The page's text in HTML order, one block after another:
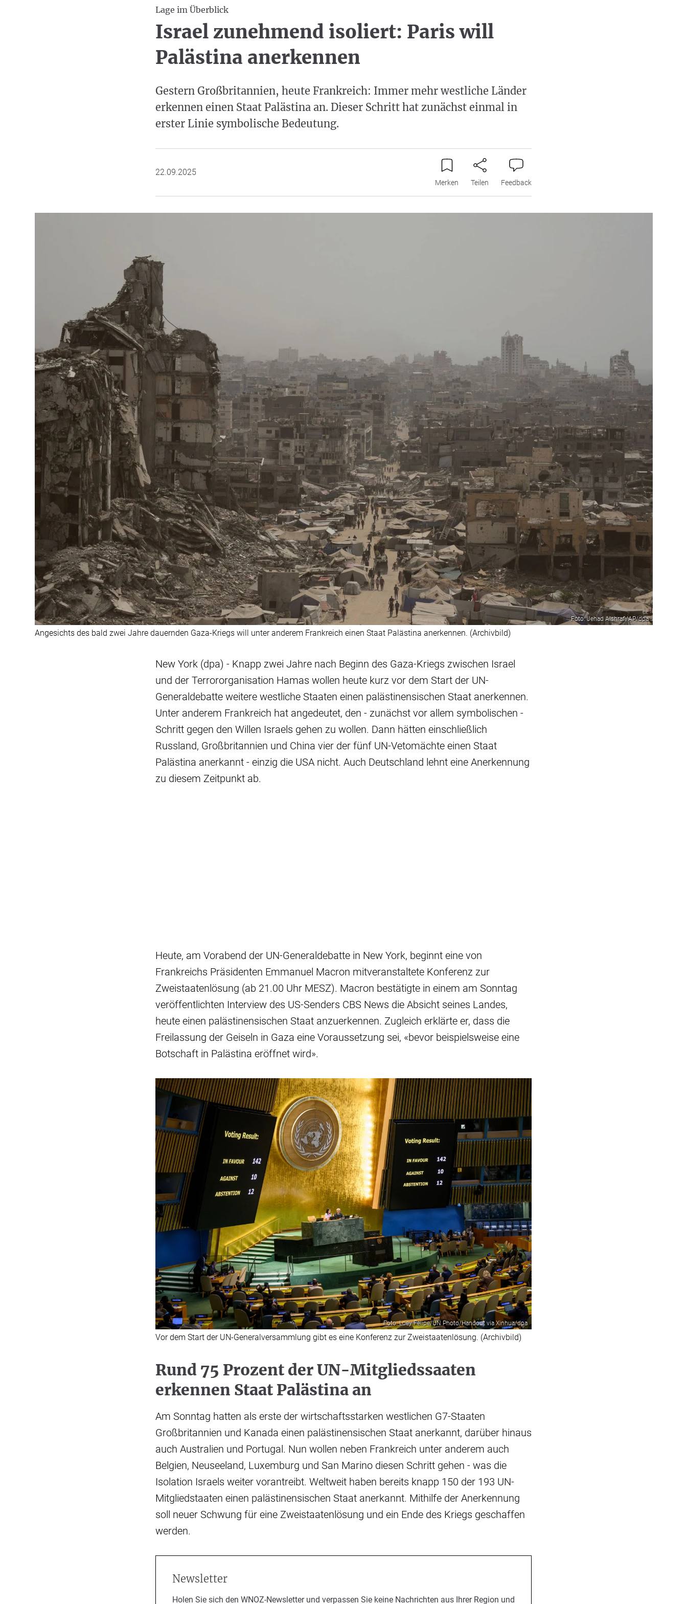
Lage im Überblick
Israel zunehmend isoliert: Paris will
Palästina anerkennen
Gestern Großbritannien, heute Frankreich: Immer mehr westliche Länder
erkennen einen Staat Palästina an. Dieser Schritt hat zunächst einmal in
erster Linie symbolische Bedeutung.
22.09.2025
Merken Teilen Feedback
Foto: Jehad Alshrafi/AP/dpa
Angesichts des bald zwei Jahre dauernden Gaza-Kriegs will unter anderem Frankreich einen Staat Palästina anerkennen. (Archivbild)
New York (dpa) - Knapp zwei Jahre nach Beginn des Gaza-Kriegs zwischen Israel
und der Terrororganisation Hamas wollen heute kurz vor dem Start der UN-
Generaldebatte weitere westliche Staaten einen palästinensischen Staat anerkennen.
Unter anderem Frankreich hat angedeutet, den - zunächst vor allem symbolischen -
Schritt gegen den Willen Israels gehen zu wollen. Dann hätten einschließlich
Russland, Großbritannien und China vier der fünf UN-Vetomächte einen Staat
Palästina anerkannt - einzig die USA nicht. Auch Deutschland lehnt eine Anerkennung
zu diesem Zeitpunkt ab.
Heute, am Vorabend der UN-Generaldebatte in New York, beginnt eine von
Frankreichs Präsidenten Emmanuel Macron mitveranstaltete Konferenz zur
Zweistaatenlösung (ab 21.00 Uhr MESZ). Macron bestätigte in einem am Sonntag
veröffentlichten Interview des US-Senders CBS News die Absicht seines Landes,
heute einen palästinensischen Staat anzuerkennen. Zugleich erklärte er, dass die
Freilassung der Geiseln in Gaza eine Voraussetzung sei, «bevor beispielsweise eine
Botschaft in Palästina eröffnet wird».
Foto: Loey Felipe/UN Photo/Handout via Xinhua/dpa
Vor dem Start der UN-Generalversammlung gibt es eine Konferenz zur Zweistaatenlösung. (Archivbild)
Rund 75 Prozent der UN-Mitgliedssaaten
erkennen Staat Palästina an
Am Sonntag hatten als erste der wirtschaftsstarken westlichen G7-Staaten
Großbritannien und Kanada einen palästinensischen Staat anerkannt, darüber hinaus
auch Australien und Portugal. Nun wollen neben Frankreich unter anderem auch
Belgien, Neuseeland, Luxemburg und San Marino diesen Schritt gehen - was die
Isolation Israels weiter vorantreibt. Weltweit haben bereits knapp 150 der 193 UN-
Mitgliedstaaten einen palästinensischen Staat anerkannt. Mithilfe der Anerkennung
soll neuer Schwung für eine Zweistaatenlösung und ein Ende des Kriegs geschaffen
werden.
Newsletter
Holen Sie sich den WNOZ-Newsletter und verpassen Sie keine Nachrichten aus Ihrer Region und